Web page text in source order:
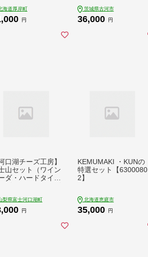
協同組合】[ ミル
ンホモジナイズ
海道厚岸町
円
軽 便利 無調整 給食
茨城県 古河市 _DT11
茨城県古河市
36,000 円
口湖チーズ工房】
山セット（ワイン
ダ・ハードタイプ
梨県富士河口湖町
円
KEMUMAKI ・KUNの
特選セット【6300080
2】
北海道恵庭市
35,000 円